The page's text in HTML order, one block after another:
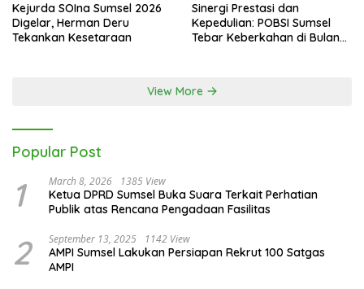
Kejurda SOIna Sumsel 2026
Digelar, Herman Deru
Tekankan Kesetaraan
Sinergi Prestasi dan
Kepedulian: POBSI Sumsel
Tebar Keberkahan di Bulan
View More
Popular Post
1 March 8, 2026 1385 View
Ketua DPRD Sumsel Buka Suara Terkait Perhatian
Publik atas Rencana Pengadaan Fasilitas
2 September 13, 2025 1142 View
AMPI Sumsel Lakukan Persiapan Rekrut 100 Satgas
AMPI